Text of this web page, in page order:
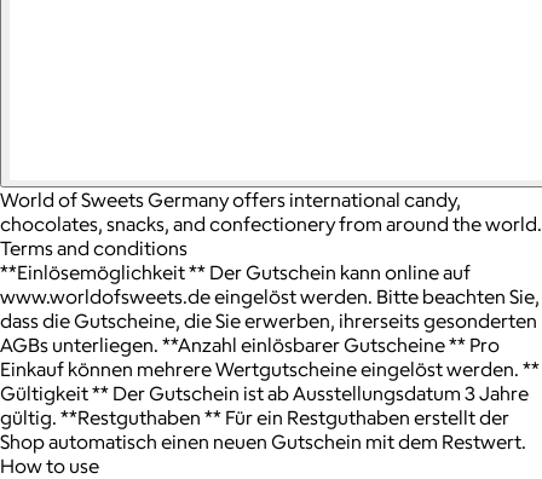
World of Sweets Germany offers international candy,
chocolates, snacks, and confectionery from around the world.
Terms and conditions
**Einlösemöglichkeit ** Der Gutschein kann online auf
www.worldofsweets.de eingelöst werden. Bitte beachten Sie,
dass die Gutscheine, die Sie erwerben, ihrerseits gesonderten
AGBs unterliegen. **Anzahl einlösbarer Gutscheine ** Pro
Einkauf können mehrere Wertgutscheine eingelöst werden. **
Gültigkeit ** Der Gutschein ist ab Ausstellungsdatum 3 Jahre
gültig. **Restguthaben ** Für ein Restguthaben erstellt der
Shop automatisch einen neuen Gutschein mit dem Restwert.
How to use